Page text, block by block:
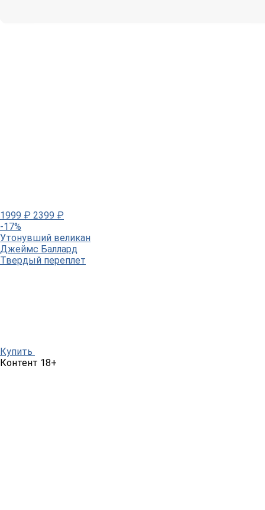
1999 ₽ 2399 ₽
-17%
Утонувший великан
Джеймс Баллард
Твердый переплет
Купить
Контент 18+